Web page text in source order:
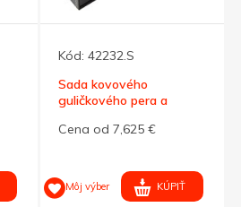
Kód: 42232.S
Sada kovového
guličkového pera a
Cena od 7,625 €
Môj výber KÚPIŤ